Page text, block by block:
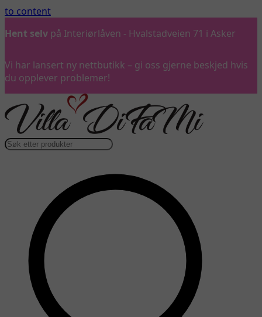
to content
Hent selv på Interiørlåven - Hvalstadveien 71 i Asker
Vi har lansert ny nettbutikk – gi oss gjerne beskjed hvis
du opplever problemer!